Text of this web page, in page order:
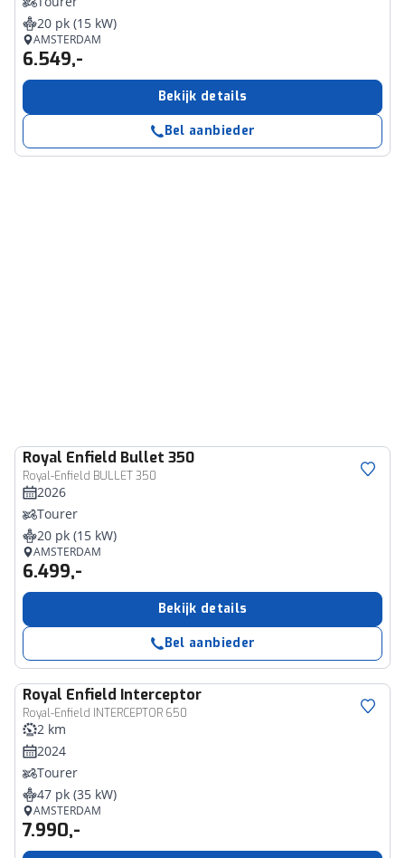
20 pk (15 kW)
AMSTERDAM
6.549,-
Bekijk details
Bel aanbieder
Royal Enfield Bullet 350
Royal-Enfield BULLET 350
2026
Tourer
20 pk (15 kW)
AMSTERDAM
6.499,-
Bekijk details
Bel aanbieder
Royal Enfield Interceptor
Royal-Enfield INTERCEPTOR 650
2 km
2024
Tourer
47 pk (35 kW)
AMSTERDAM
7.990,-